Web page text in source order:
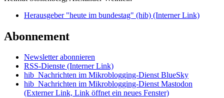
Herausgeber "heute im bundestag" (hib) (Interner Link)
Abonnement
Newsletter abonnieren
RSS-Dienste (Interner Link)
hib_Nachrichten im Mikroblogging-Dienst BlueSky
hib_Nachrichten im Mikroblogging-Dienst Mastodon
(Externer Link, Link öffnet ein neues Fenster)